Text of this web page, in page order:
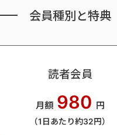
会員種別と特典
読者会員
月額 980 円
（1日あたり約32円）